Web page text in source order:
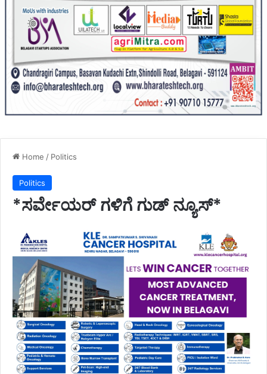
Home / Politics
Politics
*ಸರ್ವೇಯರ್ ಗಳಿಗೆ ಗುಡ್ ನ್ಯೂಸ್*